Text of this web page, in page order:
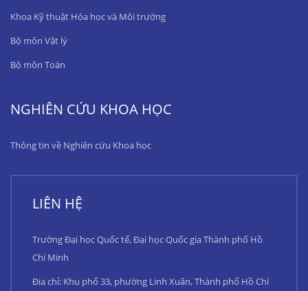
Khoa Kỹ thuật Hóa học và Môi trường
Bộ môn Vật lý
Bộ môn Toán
NGHIÊN CỨU KHOA HỌC
Thông tin về Nghiên cứu Khoa học
LIÊN HỆ
Trường Đại học Quốc tế, Đại học Quốc gia Thành phố Hồ
Chí Minh
Địa chỉ: Khu phố 33, phường Linh Xuân, Thành phố Hồ Chí